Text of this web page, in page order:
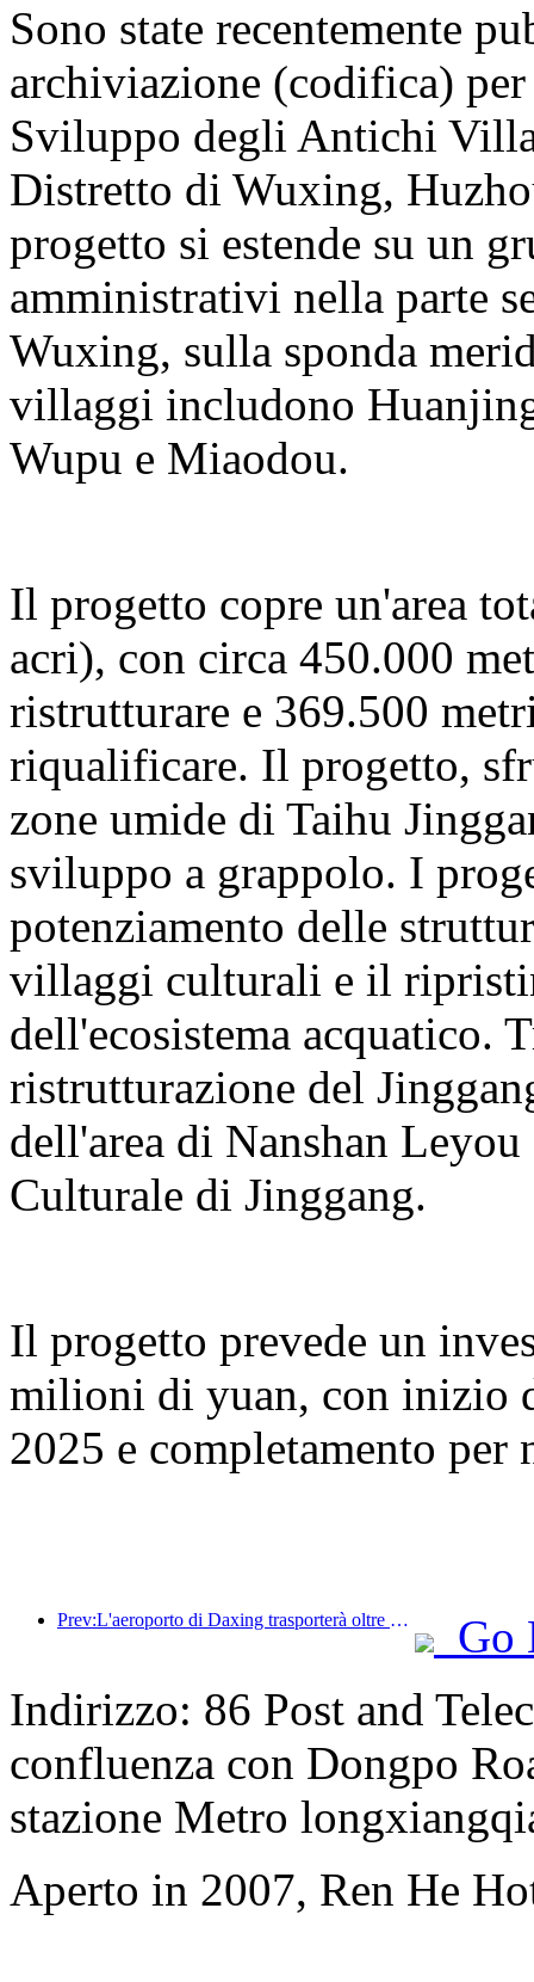
Sono state recentemente
archiviazione (codifica)
Sviluppo degli Antichi
Distretto di Wuxing,
progetto si estende su un
amministrativi nella parte
Wuxing, sulla sponda
villaggi includono
Wupu e Miaodou.
Il progetto copre un'area
acri), con circa 450.000
ristrutturare e 369.500
riqualificare. Il progetto,
zone umide di Taihu
sviluppo a grappolo. I
potenziamento delle
villaggi culturali e il
dell'ecosistema acquatico.
ristrutturazione del
dell'area di Nanshan
Culturale di Jinggang.
Il progetto prevede un
milioni di yuan, con inizio
2025 e completamento per
Prev:L'aeroporto di Daxing trasporterà oltre 1,3 milioni di passeggeri durante la festa nazionale del 2025
Go
Indirizzo: 86 Post and
confluenza con Dongpo
stazione Metro
Aperto in 2007, Ren He